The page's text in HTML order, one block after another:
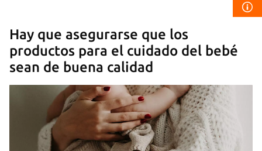
Hay que asegurarse que los
productos para el cuidado del bebé
sean de buena calidad